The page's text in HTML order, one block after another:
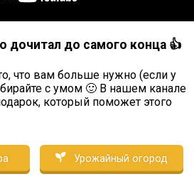
дочитал до самого конца 👍
что вам больше нужно (если у
с умом 🙂 В нашем канале
который поможет этого
Урожайный огород